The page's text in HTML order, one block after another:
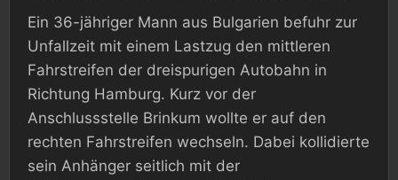
Ein 36-jähriger Mann aus Bulgarien befuhr zur
Unfallzeit mit einem Lastzug den mittleren
Fahrstreifen der dreispurigen Autobahn in
Richtung Hamburg. Kurz vor der
Anschlussstelle Brinkum wollte er auf den
rechten Fahrstreifen wechseln. Dabei kollidierte
sein Anhänger seitlich mit der